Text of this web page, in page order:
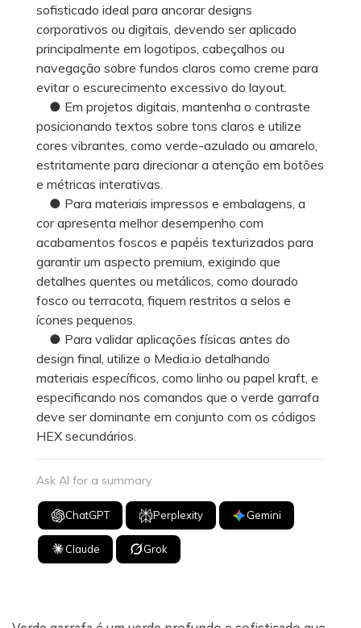
sofisticado ideal para ancorar designs
corporativos ou digitais, devendo ser aplicado
principalmente em logotipos, cabeçalhos ou
navegação sobre fundos claros como creme para
evitar o escurecimento excessivo do layout.
● Em projetos digitais, mantenha o contraste
posicionando textos sobre tons claros e utilize
cores vibrantes, como verde-azulado ou amarelo,
estritamente para direcionar a atenção em botões
e métricas interativas.
● Para materiais impressos e embalagens, a
cor apresenta melhor desempenho com
acabamentos foscos e papéis texturizados para
garantir um aspecto premium, exigindo que
detalhes quentes ou metálicos, como dourado
fosco ou terracota, fiquem restritos a selos e
ícones pequenos.
● Para validar aplicações físicas antes do
design final, utilize o Media.io detalhando
materiais específicos, como linho ou papel kraft, e
especificando nos comandos que o verde garrafa
deve ser dominante em conjunto com os códigos
HEX secundários.
Ask AI for a summary
ChatGPT Perplexity Gemini
Claude Grok